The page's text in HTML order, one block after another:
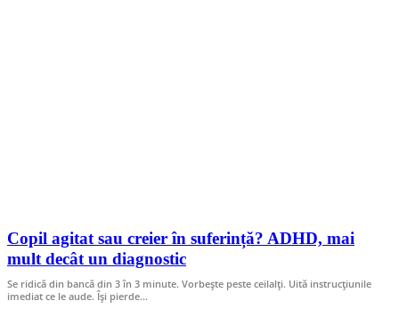
Copil agitat sau creier în suferință? ADHD, mai
mult decât un diagnostic
Se ridică din bancă din 3 în 3 minute. Vorbește peste ceilalți. Uită instrucțiunile
imediat ce le aude. Își pierde…